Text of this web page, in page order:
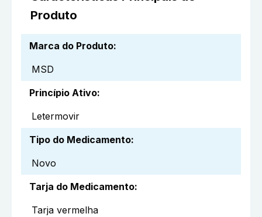
Produto
Marca do Produto:
MSD
Princípio Ativo:
Letermovir
Tipo do Medicamento:
Novo
Tarja do Medicamento:
Tarja vermelha